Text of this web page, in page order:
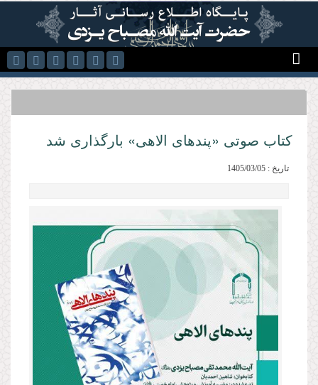
رفتن به محتوای اصلی
کتاب صوتی «پندهای الاهی» بارگذاری شد
تاریخ : 1405/03/05